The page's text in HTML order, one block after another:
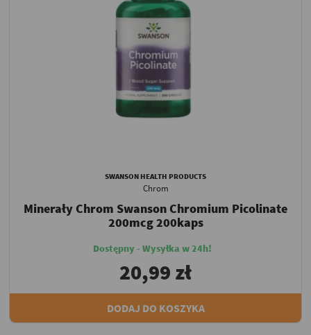
SWANSON HEALTH PRODUCTS
Chrom
Minerały Chrom Swanson Chromium Picolinate
200mcg 200kaps
Dostępny - Wysyłka w 24h!
20,99 zł
DODAJ DO KOSZYKA